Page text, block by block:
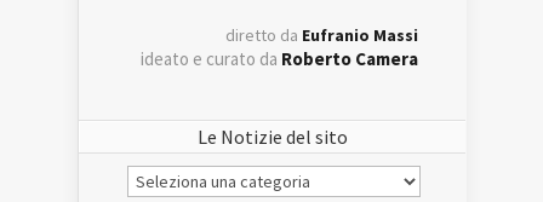
diretto da Eufranio Massi
ideato e curato da Roberto Camera
Le Notizie del sito
Le
Notizie